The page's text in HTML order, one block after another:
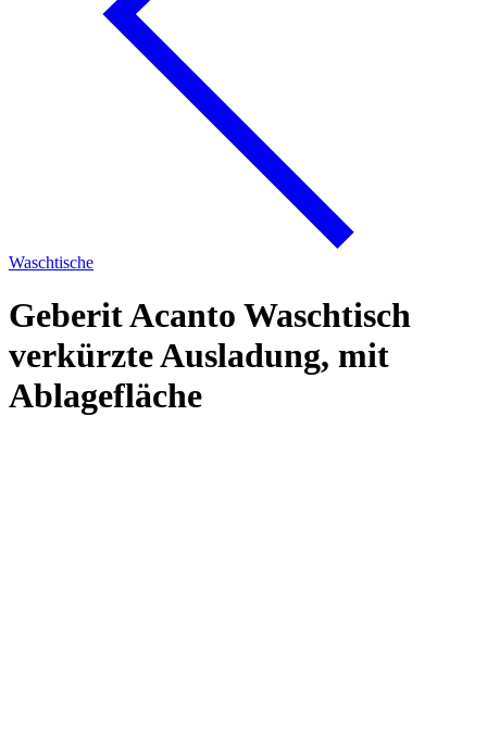
Waschtische
Geberit Acanto Waschtisch
verkürzte Ausladung, mit
Ablagefläche